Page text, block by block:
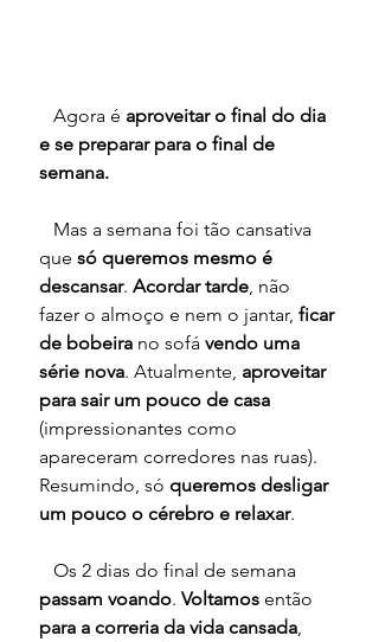
   Agora é
aproveitar o final do dia
e se preparar para o final de
semana.
que só queremos mesmo é
descansar. Acordar tarde, não
fazer o almoço e nem o jantar, ficar
de bobeira no sofá vendo uma
série nova. Atualmente, aproveitar
para sair um pouco de casa
(impressionantes como
apareceram corredores nas ruas).
Resumindo, só queremos desligar
um pouco o cérebro e relaxar.
   Os 2 dias do final de semana
passam voando. Voltamos então
para a correria da vida cansada,